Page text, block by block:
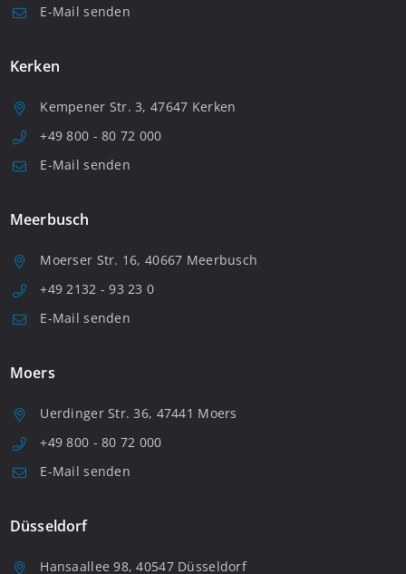
E-Mail senden
Kerken
Kempener Str. 3, 47647 Kerken
+49 800 - 80 72 000
E-Mail senden
Meerbusch
Moerser Str. 16, 40667 Meerbusch
+49 2132 - 93 23 0
E-Mail senden
Moers
Uerdinger Str. 36, 47441 Moers
+49 800 - 80 72 000
E-Mail senden
Düsseldorf
Hansaallee 98, 40547 Düsseldorf